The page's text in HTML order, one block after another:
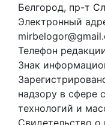
Белгород, пр-т
Электронный
Телефон
Знак
надзору в сфере
технологий и
Свидетельство о